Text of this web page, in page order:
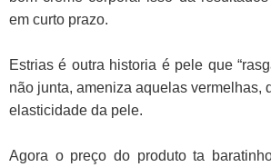
em curto prazo.
Estrias é outra historia é pele que
não junta, ameniza aquelas vermelhas,
elasticidade da pele.
Agora o preço do produto ta